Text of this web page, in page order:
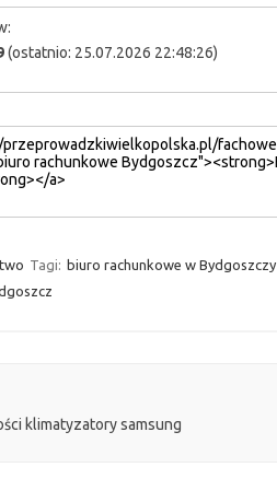
(ostatnio: 25.07.2026 22:48:26)
Tagi: biuro rachunkowe w Bydgoszczy
klimatyzatory samsung